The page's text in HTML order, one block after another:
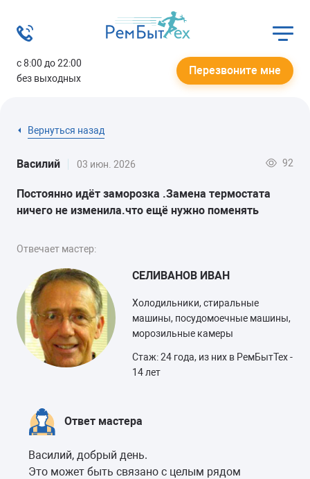
с 8:00 до 22:00
без выходных
Перезвоните мне
Вернуться назад
Василий 03 июн. 2026 92
Постоянно идёт заморозка .Замена термостата
ничего не изменила.что ещё нужно поменять
Отвечает мастер:
СЕЛИВАНОВ ИВАН
Холодильники, стиральные
машины, посудомоечные машины,
морозильные камеры
Стаж: 24 года, из них в РемБытТех -
14 лет
Ответ мастера
Василий, добрый день.
Это может быть связано с целым рядом